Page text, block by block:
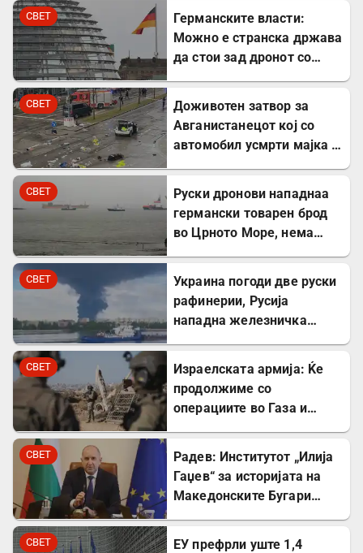
СВЕТ
Германските власти:
Можно е странска држава
да стои зад дронот со
СВЕТ
Доживотен затвор за
Авганистанецот кој со
автомобил усмрти мајка и
СВЕТ
Руски дронови нападнаа
германски товарен брод
во Црното Море, нема
СВЕТ
Украина погоди две руски
рафинерии, Русија
нападна железничка
СВЕТ
Израелската армија: Ќе
продолжиме со
операциите во Газа и
СВЕТ
Радев: Институтот „Илија
Гаџев“ за историјата на
Македонските Бугари
СВЕТ
ЕУ префрли уште 1,4